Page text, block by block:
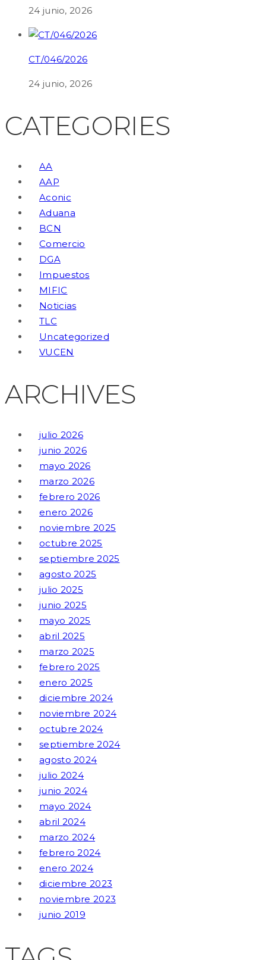
24 junio, 2026
CT/046/2026
24 junio, 2026
CATEGORIES
AA
AAP
Aconic
Aduana
BCN
Comercio
DGA
Impuestos
MIFIC
Noticias
TLC
Uncategorized
VUCEN
ARCHIVES
julio 2026
junio 2026
mayo 2026
marzo 2026
febrero 2026
enero 2026
noviembre 2025
octubre 2025
septiembre 2025
agosto 2025
julio 2025
junio 2025
mayo 2025
abril 2025
marzo 2025
febrero 2025
enero 2025
diciembre 2024
noviembre 2024
octubre 2024
septiembre 2024
agosto 2024
julio 2024
junio 2024
mayo 2024
abril 2024
marzo 2024
febrero 2024
enero 2024
diciembre 2023
noviembre 2023
junio 2019